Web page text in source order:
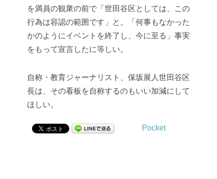
を満員の観衆の前で「世田谷区としては、この
行為は容認の範囲です」と。「何事もなかった
かのようにイベントを終了し、今に至る」事実
をもって宣言したに等しい。
自称・教育ジャーナリスト、保坂展人世田谷区
長は、その看板を自称するのもいい加減にして
ほしい。
Pocket